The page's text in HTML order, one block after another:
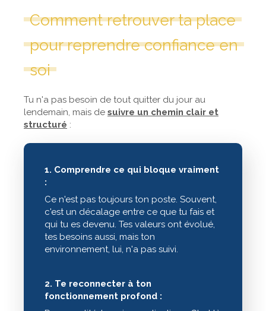
Comment retrouver ta place
pour reprendre confiance en
soi
Tu n'a pas besoin de tout quitter du jour au
lendemain, mais de suivre un chemin clair et
structuré :
1. Comprendre ce qui bloque vraiment
:
Ce n'est pas toujours ton poste. Souvent,
c'est un décalage entre ce que tu fais et
qui tu es devenu. Tes valeurs ont évolué,
tes besoins aussi, mais ton
environnement, lui, n'a pas suivi.
2. Te reconnecter à ton
fonctionnement profond :